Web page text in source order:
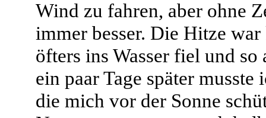
Wind zu fahren, aber ohne
immer besser. Die Hitze
öfters ins Wasser fiel und
ein paar Tage später
die mich vor der Sonne